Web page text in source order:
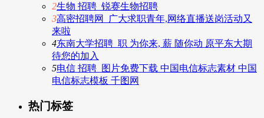
2生物 招聘_锐赛生物招聘
3高密招聘网_广大求职青年,网络直播送岗活动又
来啦
4东南大学招聘_职 为你来, 薪 随你动 原平东大期
待您的加入
5电信 招聘_图片免费下载 中国电信标志素材 中国
电信标志模板 千图网
热门标签